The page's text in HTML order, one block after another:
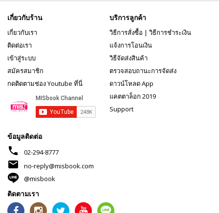
เกี่ยวกับร้าน
เกี่ยวกับเรา
ติดต่อเรา
เข้าสู่ระบบ
สมัครสมาชิก
กดติดตามช่อง Youtube ที่นี่
บริการลูกค้า
วิธีการสั่งซื้อ | วิธีการชำระเงิน
แจ้งการโอนเงิน
วิธีจัดส่งสินค้า
ตรวจสอบถานะการจัดส่ง
ดาวน์โหลด App
แคตตาล็อก 2019
Support
ข้อมูลติดต่อ
phone 02-294-8777
mail
no-reply@misbook.com
@misbook
ติดตามเรา